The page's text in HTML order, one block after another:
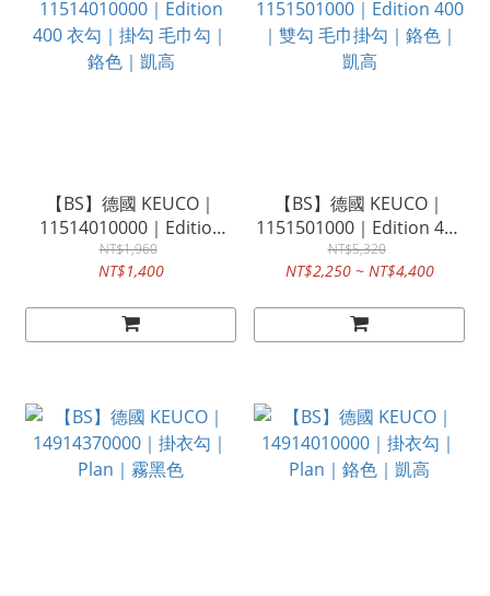
【BS】德國 KEUCO｜
11514010000｜Edition
400 衣勾｜掛勾 毛巾勾｜
鉻色｜凱高
NT$1,960
NT$1,400
【BS】德國 KEUCO｜
1151501000｜Edition 400
｜雙勾 毛巾掛勾｜鉻色｜
凱高
NT$5,320
NT$2,250 ~ NT$4,400